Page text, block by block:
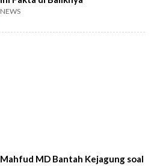
NEWS
Mahfud MD Bantah Kejagung soal